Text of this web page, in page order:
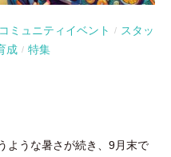
コミュニティイベント / スタッ
成 / 特集
ような暑さが続き、9月末で